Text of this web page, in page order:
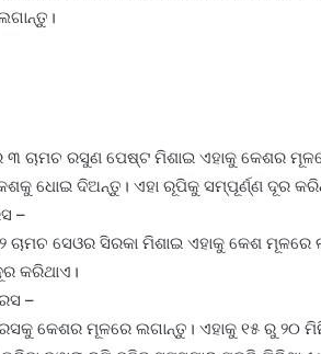
ଚାମଚ ରସୁଣ ପେଷ୍ଟ ମିଶାଇ ଏହାକୁ କେଶର
ଧୋଇ ଦିଅନ୍ତୁ। ଏହା ରୂପିକୁ ସମ୍ପୂର୍ଣ୍ଣ ଦୂର
–
ଚାମଚ ସେଓର ସିରକା ମିଶାଇ ଏହାକୁ କେଶ
କରିଥାଏ।
–
କେଶର ମୂଳରେ ଲଗାନ୍ତୁ। ଏହାକୁ ୧୫ ରୁ ୨୦